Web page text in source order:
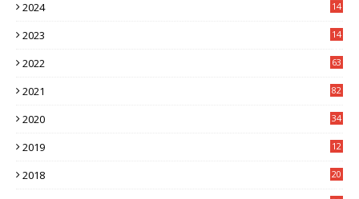
2024
14
2023
14
2022 63
2021 82
2020 34
2019
12
2018
20